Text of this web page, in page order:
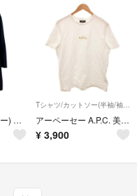
A.P.C.(アーペーセー) コート サイズXL レディース美品 ネイビー
Tシャツ/カットソー(半袖/袖なし)
アーペーセー A.P.C. 美品 Tシャツ カットソー M 白 ホワイト ロゴ
¥ 3,900